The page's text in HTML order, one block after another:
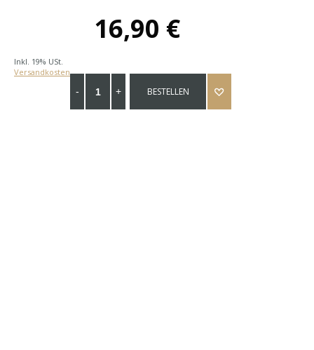
16,90 €
Inkl. 19% USt.
Versandkosten
BESTELLEN